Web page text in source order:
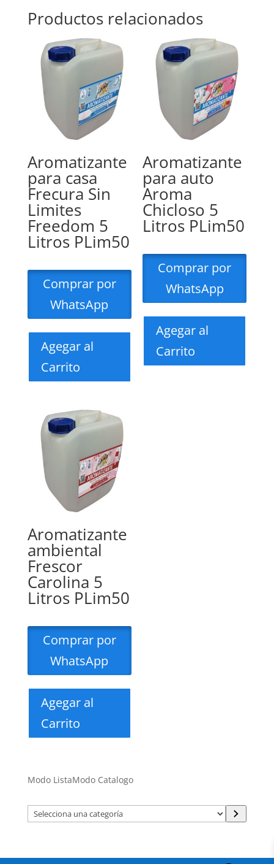
Productos relacionados
Aromatizante
para casa
Frecura Sin
Limites
Freedom 5
Litros PLim50
Comprar por
WhatsApp
Agegar al
Carrito
Aromatizante
para auto
Aroma
Chicloso 5
Litros PLim50
Comprar por
WhatsApp
Agegar al
Carrito
Aromatizante
ambiental
Frescor
Carolina 5
Litros PLim50
Comprar por
WhatsApp
Agegar al
Carrito
Modo ListaModo Catalogo
Selecciona
una